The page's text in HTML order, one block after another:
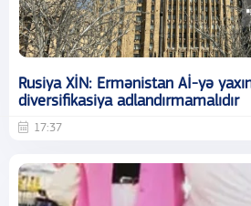
Rusiya XİN: Ermənistan Aİ-yə
diversifikasiya adlandırmamalıdır
17:37